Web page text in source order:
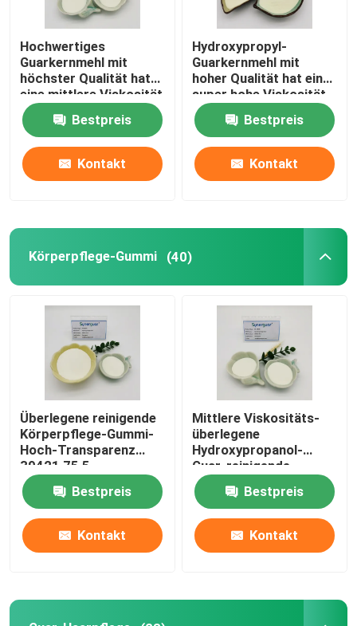
Heim
Produkte
Videos
Über uns
Werksbesichtigung
Qualitätskontrolle
Kontakt mit uns
Nachricht
Hochwertiges
Guarkernmehl mit
höchster Qualität hat
eine mittlere Viskosität
und hohe Transparenz
für die Körperpflege
Bestpreis
Kontakt
Hydroxypropyl-
Guarkernmehl mit
hoher Qualität hat eine
super hohe Viskosität
und einen mittleren
Substitutionsgrad für
die Körperpflege
Bestpreis
Kontakt
Körperpflege-Gummi (40)
Überlegene reinigende
Körperpflege-Gummi-
Hoch-Transparenz
39421 75 5
Bestpreis
Kontakt
Mittlere Viskositäts-
überlegene
Hydroxypropanol-
Guar-reinigende
Ableitungs-hohe
TransparenzBestpreis
Kontakt